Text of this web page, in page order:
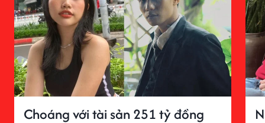
Choáng với tài sản 251 tỷ đồng